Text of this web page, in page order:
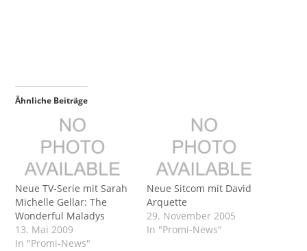
Ähnliche Beiträge
Neue TV-Serie mit Sarah
Michelle Gellar: The
Wonderful Maladys
13. Mai 2009
In "Promi-News"
Neue Sitcom mit David
Arquette
29. November 2005
In "Promi-News"